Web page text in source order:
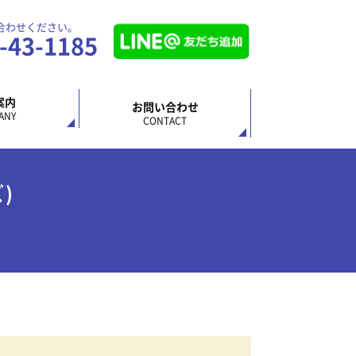
せください。
1185
内 お問い合わせ
CONTACT